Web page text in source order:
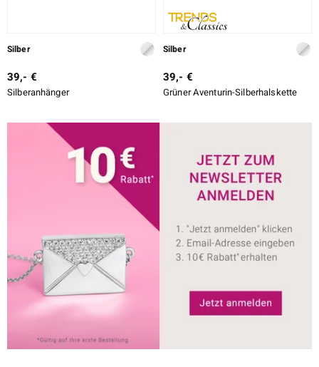
Silber
39,- €
Silberanhänger
Silber
39,- €
Grüner Aventurin-Silberhalskette